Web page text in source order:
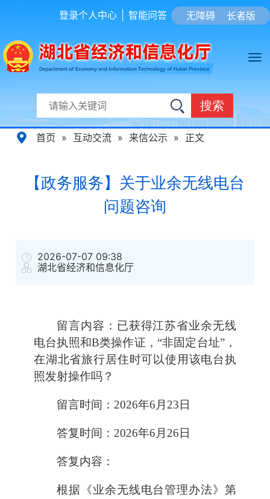
无障碍 长者版
登录个人中心 智能问答
搜索
首页 » 互动交流 » 来信公示 » 正文
【政务服务】关于业余无线电台
问题咨询
2026-07-07 09:38
湖北省经济和信息化厅
留言内容：已获得江苏省业余无线
电台执照和B类操作证，“非固定台址”，
在湖北省旅行居住时可以使用该电台执
照发射操作吗？
留言时间：2026年6月23日
答复时间：2026年6月26日
答复内容：
根据《业余无线电台管理办法》第